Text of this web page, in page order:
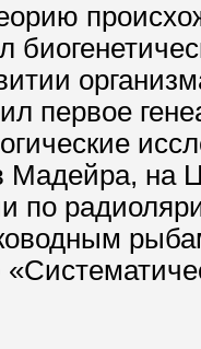
первое
Мадейра, на
по